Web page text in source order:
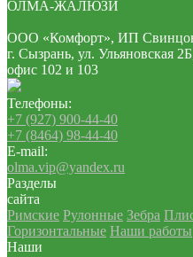
ОЛМА-ЖАЛЮЗИ
ООО «Комфорт», ИП
г. Сызрань, ул. Ульяновская
офис 102 и 103
Телефоны:
+7 (927) 900-44-40
+7 (8464) 98-44-40
E-mail:
olma.vip@yandex.ru
Разделы
сайта
Римские Рулонные Зебра
Горизонтальные Наши работы
Наши